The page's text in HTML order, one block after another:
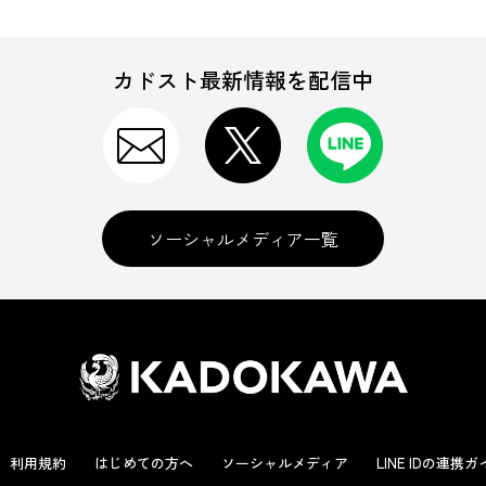
カドスト最新情報を配信中
ソーシャルメディア一覧
利用規約 はじめての方へ ソーシャルメディア LINE IDの連携ガ